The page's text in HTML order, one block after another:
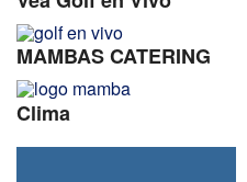
MAMBAS CATERING
Clima